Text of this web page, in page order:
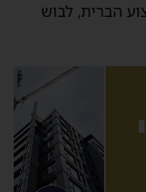
הברית, לבוש